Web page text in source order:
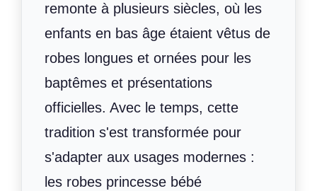
remonte à plusieurs siècles, où les
enfants en bas âge étaient vêtus de
robes longues et ornées pour les
baptêmes et présentations
officielles. Avec le temps, cette
tradition s'est transformée pour
s'adapter aux usages modernes :
les robes princesse bébé